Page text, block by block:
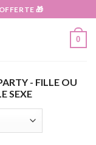
🎁
0
- FILLE OU
SEXE